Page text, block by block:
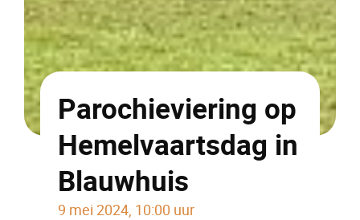
Parochieviering op
Hemelvaartsdag in
Blauwhuis
9 mei 2024, 10:00 uur